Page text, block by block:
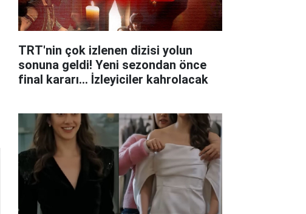
TRT'nin çok izlenen dizisi yolun
sonuna geldi! Yeni sezondan önce
final kararı... İzleyiciler kahrolacak